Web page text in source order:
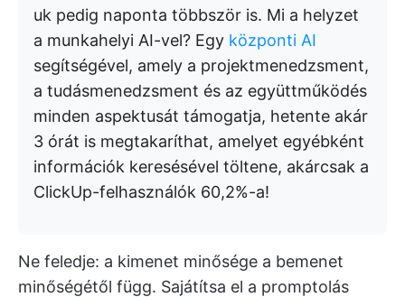
uk pedig naponta többször is. Mi a helyzet
a munkahelyi AI-vel? Egy központi AI
segítségével, amely a projektmenedzsment,
a tudásmenedzsment és az együttműködés
minden aspektusát támogatja, hetente akár
3 órát is megtakaríthat, amelyet egyébként
információk keresésével töltene, akárcsak a
ClickUp-felhasználók 60,2%-a!
Ne feledje: a kimenet minősége a bemenet
minőségétől függ. Sajátítsa el a promptolás